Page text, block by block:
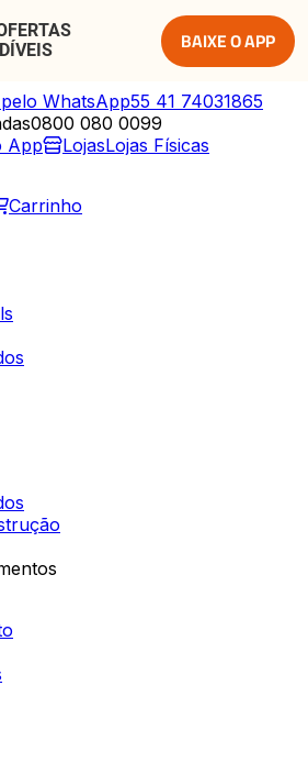
BAIXE O APP
WhatsApp55 41 74031865
0800 080 0099
App LojasLojas Físicas
Carrinho